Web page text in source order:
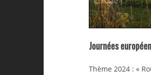
Journées
Thème 2024 : «